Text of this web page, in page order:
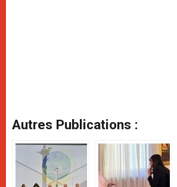
Autres Publications :